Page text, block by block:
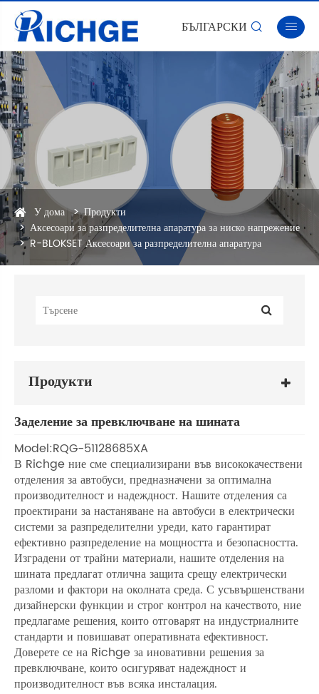
БЪЛГАРСКИ  
У дома
Продукти
Аксесоари за разпределителна апаратура за ниско напрежение
R-BLOKSET Аксесоари за разпределителна апаратура
Продукти
Заделение за превключване на шината
Model:RQG-51128685XA
В Richge ние сме специализирани във висококачествени
отделения за автобуси, предназначени за оптимална
производителност и надеждност. Нашите отделения са
проектирани за настаняване на автобуси в електрически
системи за разпределителни уреди, като гарантират
ефективно разпределение на мощността и безопасността.
Изградени от трайни материали, нашите отделения на
шината предлагат отлична защита срещу електрически
разломи и фактори на околната среда. С усъвършенствани
дизайнерски функции и строг контрол на качеството, ние
предлагаме решения, които отговарят на индустриалните
стандарти и повишават оперативната ефективност.
Доверете се на Richge за иновативни решения за
превключване, които осигуряват надеждност и
производителност във всяка инсталация.